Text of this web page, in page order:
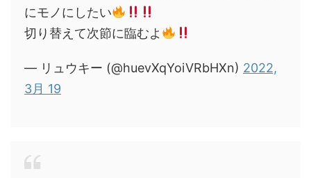
にモノにしたい
切り替えて次節に臨むよ
— リュウキー (@huevXqYoiVRbHXn) 2022,
3月 19